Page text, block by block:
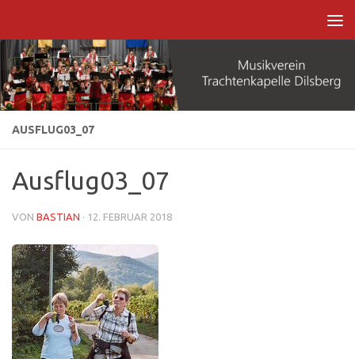
AUSFLUG03_07
Ausflug03_07
VON BASTIAN · 12. FEBRUAR 2018